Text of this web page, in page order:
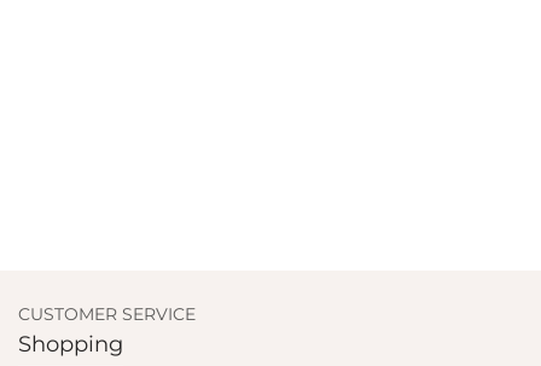
CUSTOMER SERVICE
Shopping